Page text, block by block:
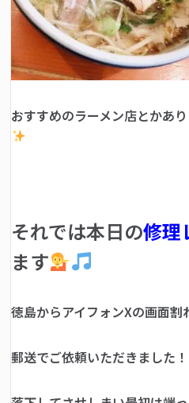
おすすめのラーメン店とかあ
それでは本日の修理
ます
徳島からアイフォンXの画面割
郵送でご依頼いただきました！